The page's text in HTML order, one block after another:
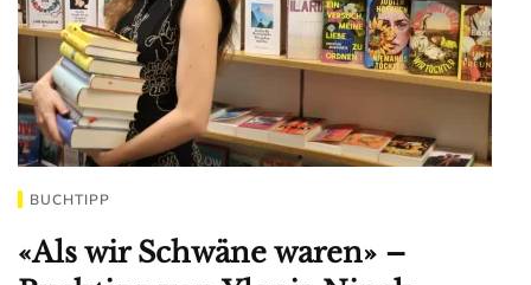
BUCHTIPP
«Als wir Schwäne waren» –